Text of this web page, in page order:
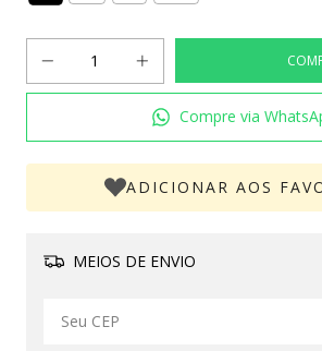
Compre via
ADICIONAR AOS
MEIOS DE ENVIO